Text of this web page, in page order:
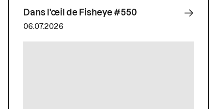
Dans l'œil de Fisheye #550
06.07.2026